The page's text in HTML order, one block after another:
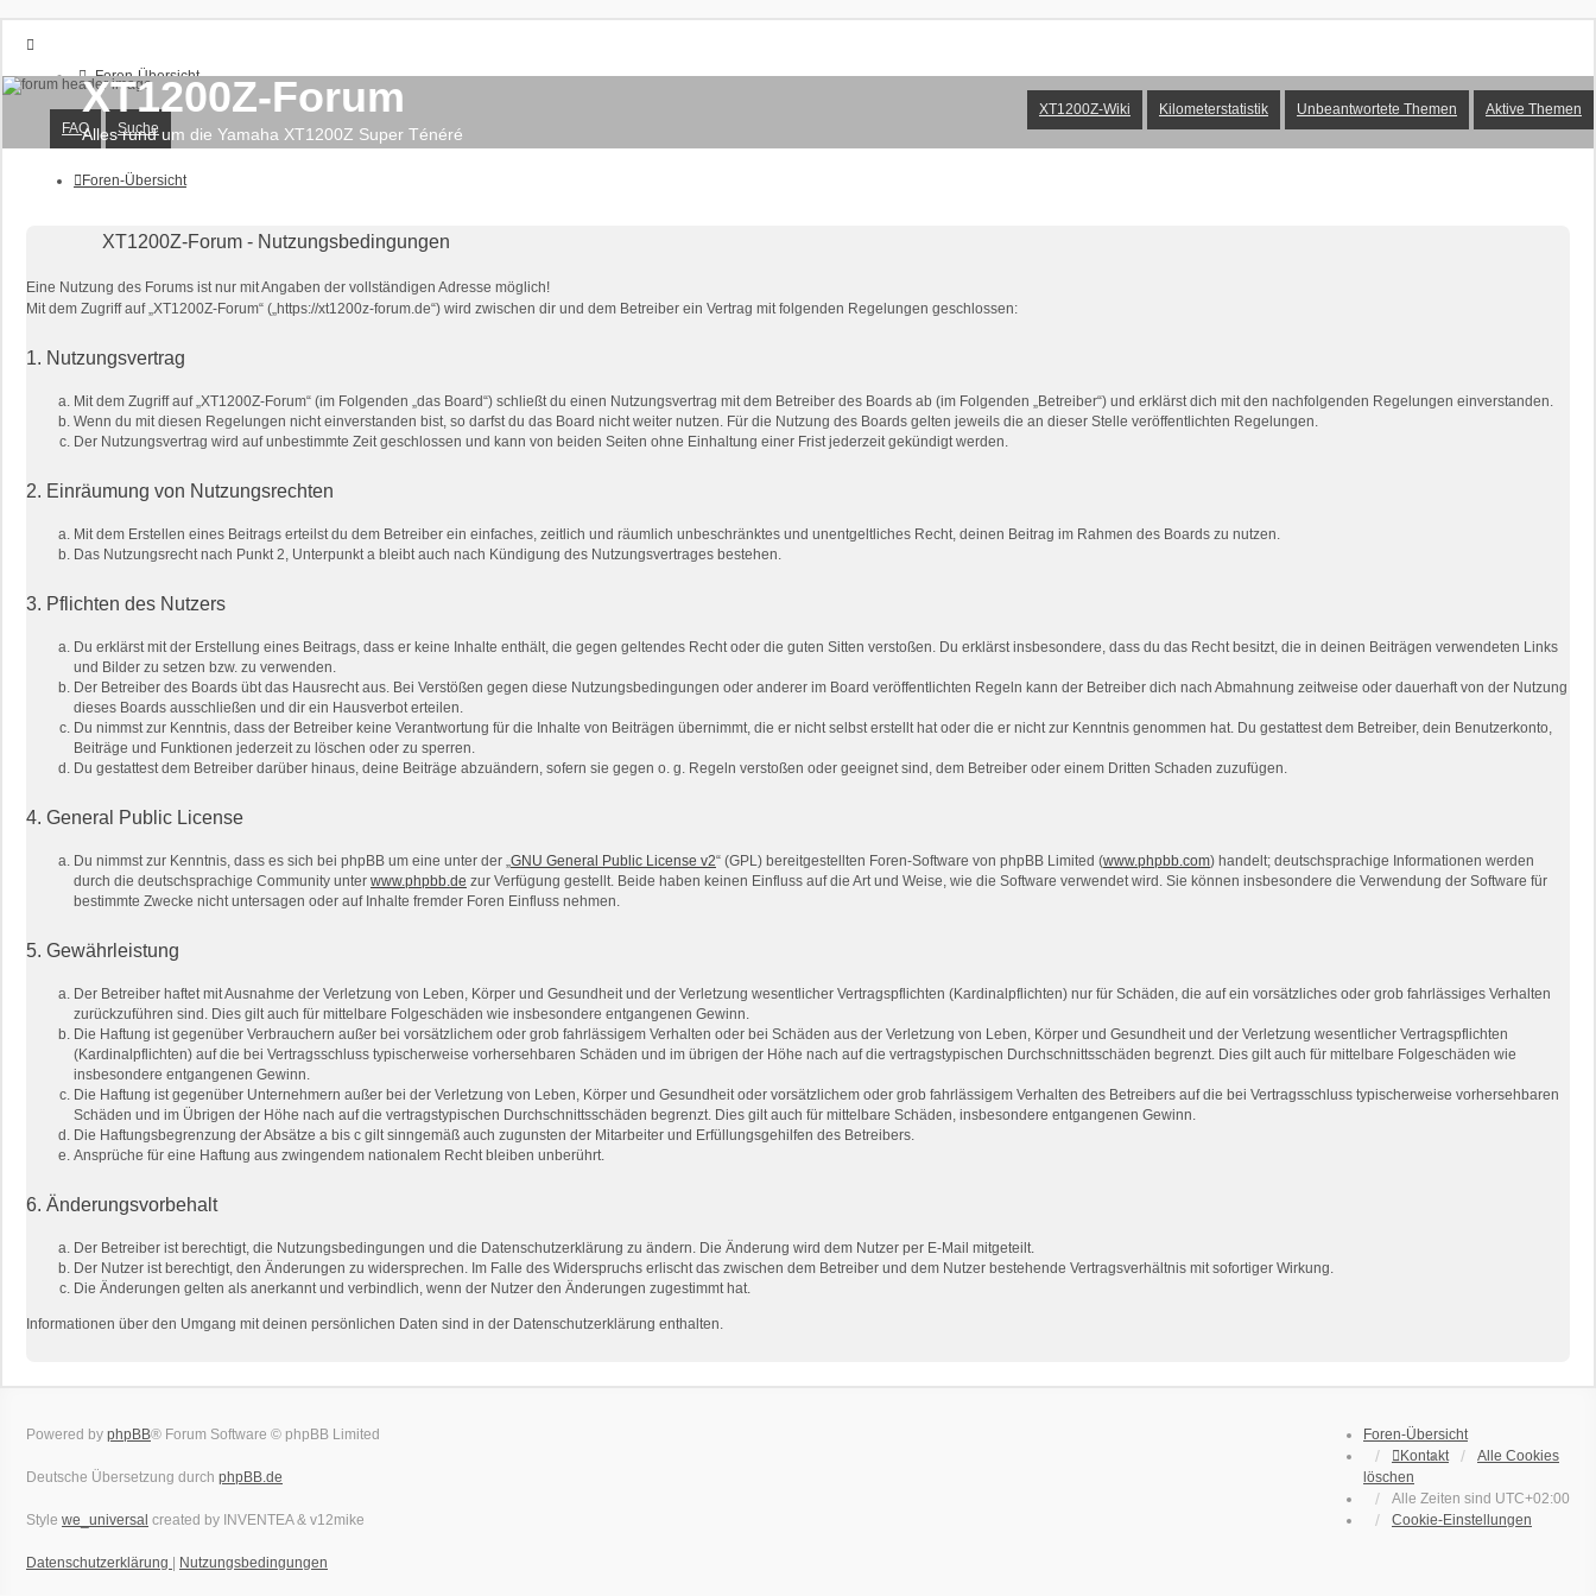
Foren-Übersicht
FAQ
Suche
Unbeantwortete Themen
Aktive Themen
XT1200Z-Wiki Kilometerstatistik Unbeantwortete Themen Aktive Themen
XT1200Z-Forum
Alles rund um die Yamaha XT1200Z Super Ténéré
FAQ Suche
Foren-Übersicht
XT1200Z-Forum - Nutzungsbedingungen
Eine Nutzung des Forums ist nur mit Angaben der vollständigen Adresse möglich!
Mit dem Zugriff auf „XT1200Z-Forum“ („https://xt1200z-forum.de“) wird zwischen dir und dem Betreiber ein Vertrag mit folgenden Regelungen geschlossen:
1. Nutzungsvertrag
Mit dem Zugriff auf „XT1200Z-Forum“ (im Folgenden „das Board“) schließt du einen Nutzungsvertrag mit dem Betreiber des Boards ab (im Folgenden „Betreiber“) und erklärst dich mit den nachfolgenden Regelungen einverstanden.
Wenn du mit diesen Regelungen nicht einverstanden bist, so darfst du das Board nicht weiter nutzen. Für die Nutzung des Boards gelten jeweils die an dieser Stelle veröffentlichten Regelungen.
Der Nutzungsvertrag wird auf unbestimmte Zeit geschlossen und kann von beiden Seiten ohne Einhaltung einer Frist jederzeit gekündigt werden.
2. Einräumung von Nutzungsrechten
Mit dem Erstellen eines Beitrags erteilst du dem Betreiber ein einfaches, zeitlich und räumlich unbeschränktes und unentgeltliches Recht, deinen Beitrag im Rahmen des Boards zu nutzen.
Das Nutzungsrecht nach Punkt 2, Unterpunkt a bleibt auch nach Kündigung des Nutzungsvertrages bestehen.
3. Pflichten des Nutzers
Du erklärst mit der Erstellung eines Beitrags, dass er keine Inhalte enthält, die gegen geltendes Recht oder die guten Sitten verstoßen. Du erklärst insbesondere, dass du das Recht besitzt, die in deinen Beiträgen verwendeten Links
und Bilder zu setzen bzw. zu verwenden.
Der Betreiber des Boards übt das Hausrecht aus. Bei Verstößen gegen diese Nutzungsbedingungen oder anderer im Board veröffentlichten Regeln kann der Betreiber dich nach Abmahnung zeitweise oder dauerhaft von der Nutzung
dieses Boards ausschließen und dir ein Hausverbot erteilen.
Du nimmst zur Kenntnis, dass der Betreiber keine Verantwortung für die Inhalte von Beiträgen übernimmt, die er nicht selbst erstellt hat oder die er nicht zur Kenntnis genommen hat. Du gestattest dem Betreiber, dein Benutzerkonto,
Beiträge und Funktionen jederzeit zu löschen oder zu sperren.
Du gestattest dem Betreiber darüber hinaus, deine Beiträge abzuändern, sofern sie gegen o. g. Regeln verstoßen oder geeignet sind, dem Betreiber oder einem Dritten Schaden zuzufügen.
4. General Public License
Du nimmst zur Kenntnis, dass es sich bei phpBB um eine unter der „GNU General Public License v2“ (GPL) bereitgestellten Foren-Software von phpBB Limited (www.phpbb.com) handelt; deutschsprachige Informationen werden
durch die deutschsprachige Community unter www.phpbb.de zur Verfügung gestellt. Beide haben keinen Einfluss auf die Art und Weise, wie die Software verwendet wird. Sie können insbesondere die Verwendung der Software für
bestimmte Zwecke nicht untersagen oder auf Inhalte fremder Foren Einfluss nehmen.
5. Gewährleistung
Der Betreiber haftet mit Ausnahme der Verletzung von Leben, Körper und Gesundheit und der Verletzung wesentlicher Vertragspflichten (Kardinalpflichten) nur für Schäden, die auf ein vorsätzliches oder grob fahrlässiges Verhalten
zurückzuführen sind. Dies gilt auch für mittelbare Folgeschäden wie insbesondere entgangenen Gewinn.
Die Haftung ist gegenüber Verbrauchern außer bei vorsätzlichem oder grob fahrlässigem Verhalten oder bei Schäden aus der Verletzung von Leben, Körper und Gesundheit und der Verletzung wesentlicher Vertragspflichten
(Kardinalpflichten) auf die bei Vertragsschluss typischerweise vorhersehbaren Schäden und im übrigen der Höhe nach auf die vertragstypischen Durchschnittsschäden begrenzt. Dies gilt auch für mittelbare Folgeschäden wie
insbesondere entgangenen Gewinn.
Die Haftung ist gegenüber Unternehmern außer bei der Verletzung von Leben, Körper und Gesundheit oder vorsätzlichem oder grob fahrlässigem Verhalten des Betreibers auf die bei Vertragsschluss typischerweise vorhersehbaren
Schäden und im Übrigen der Höhe nach auf die vertragstypischen Durchschnittsschäden begrenzt. Dies gilt auch für mittelbare Schäden, insbesondere entgangenen Gewinn.
Die Haftungsbegrenzung der Absätze a bis c gilt sinngemäß auch zugunsten der Mitarbeiter und Erfüllungsgehilfen des Betreibers.
Ansprüche für eine Haftung aus zwingendem nationalem Recht bleiben unberührt.
6. Änderungsvorbehalt
Der Betreiber ist berechtigt, die Nutzungsbedingungen und die Datenschutzerklärung zu ändern. Die Änderung wird dem Nutzer per E-Mail mitgeteilt.
Der Nutzer ist berechtigt, den Änderungen zu widersprechen. Im Falle des Widerspruchs erlischt das zwischen dem Betreiber und dem Nutzer bestehende Vertragsverhältnis mit sofortiger Wirkung.
Die Änderungen gelten als anerkannt und verbindlich, wenn der Nutzer den Änderungen zugestimmt hat.
Informationen über den Umgang mit deinen persönlichen Daten sind in der Datenschutzerklärung enthalten.
Foren-Übersicht
Kontakt
Alle Cookies
löschen
Alle Zeiten sind UTC+02:00
Cookie-Einstellungen
Powered by phpBB® Forum Software © phpBB Limited
Deutsche Übersetzung durch phpBB.de
Style we_universal created by INVENTEA & v12mike
Datenschutzerklärung | Nutzungsbedingungen